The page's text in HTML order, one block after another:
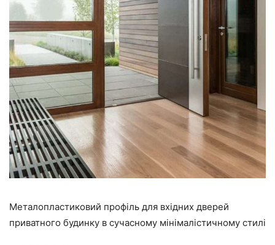
Металопластиковий профіль для вхідних дверей
приватного будинку в сучасному мінімалістичному стилі